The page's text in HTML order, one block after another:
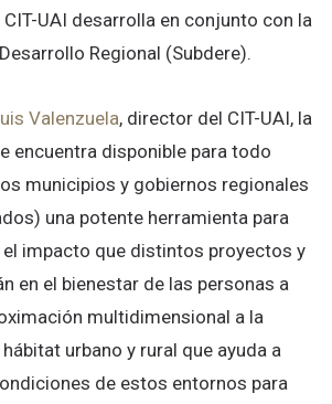
UAI desarrolla en conjunto con la
Regional (Subdere).
Valenzuela, director del CIT-UAI, la
encuentra disponible para todo
municipios y gobiernos regionales
una potente herramienta para
impacto que distintos proyectos y
en el bienestar de las personas a
multidimensional a la
urbano y rural que ayuda a
de estos entornos para